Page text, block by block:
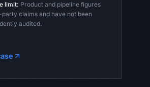
limit: Product and pipeline figures
claims and have not been
audited.